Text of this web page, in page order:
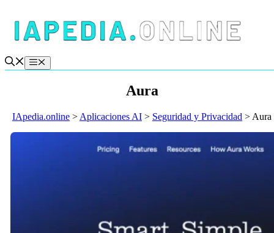
contenido
Menú
Aura
IApedia.online > Aplicaciones AI > Seguridad y Privacidad > Aura